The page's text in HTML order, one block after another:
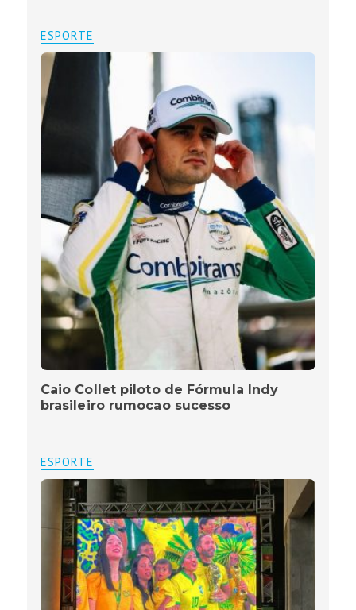
ESPORTE
Caio Collet piloto de Fórmula Indy
brasileiro rumocao sucesso
ESPORTE